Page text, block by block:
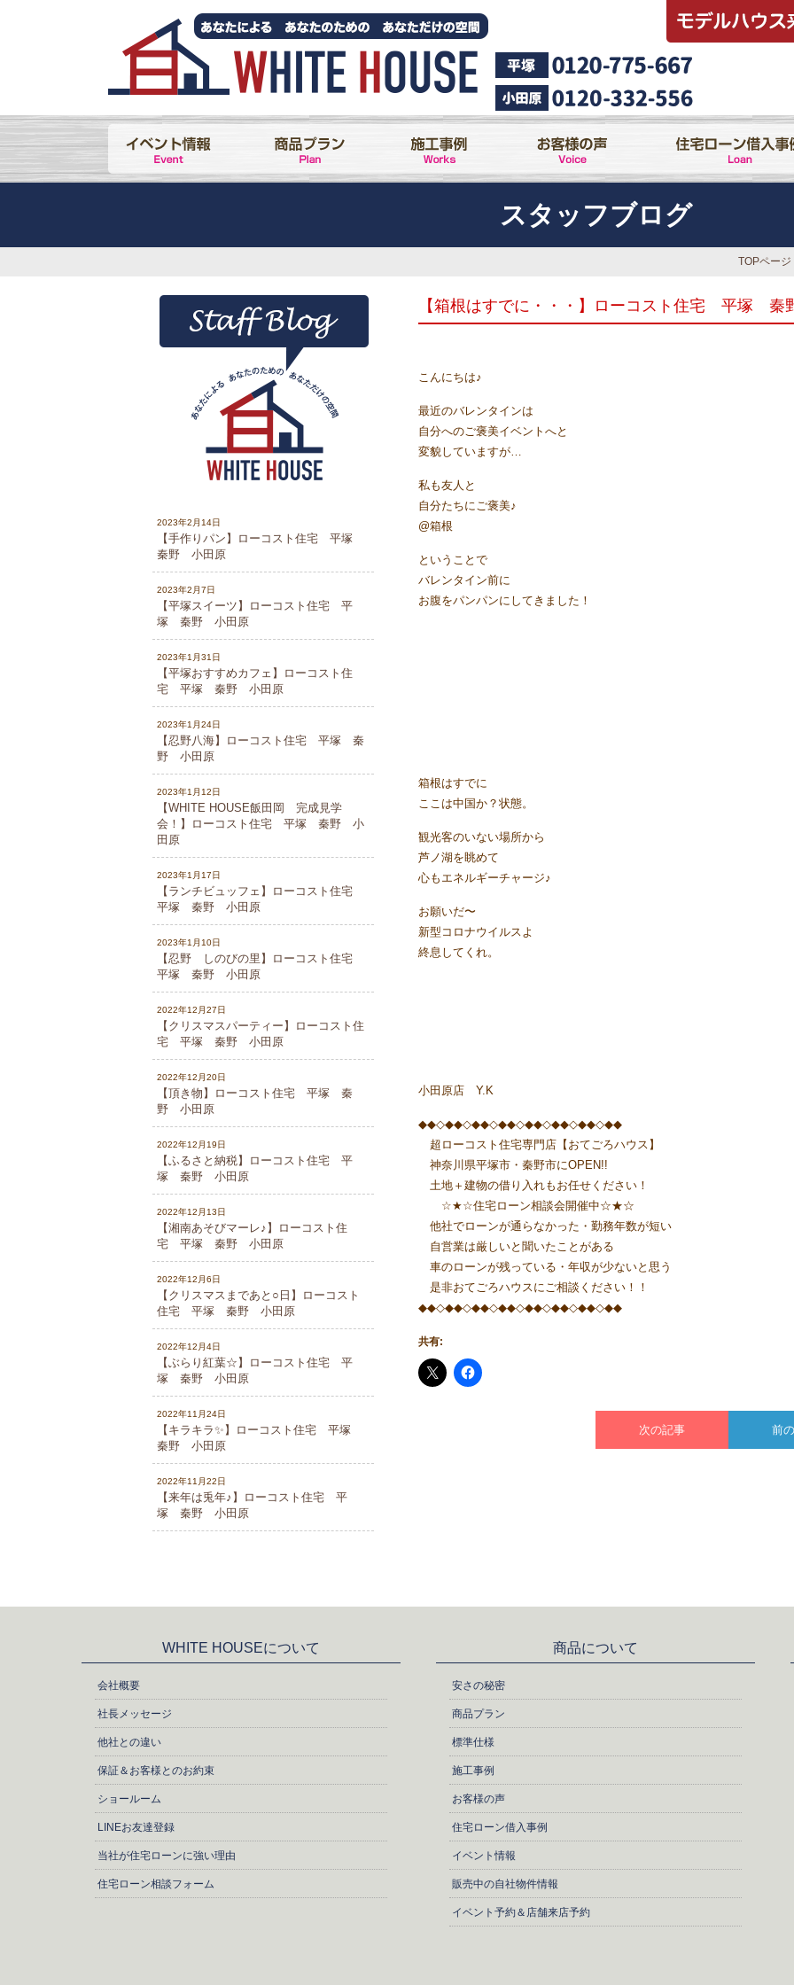
スタッフブログ
TOPページ
【箱根はすでに・・・】ローコスト住宅 平塚
こんにちは♪
最近のバレンタインは
自分へのご褒美イベントへと
変貌していますが…
私も友人と
自分たちにご褒美♪
@箱根
ということで
バレンタイン前に
お腹をパンパンにしてきました！
箱根はすでに
ここは中国か？状態。
観光客のいない場所から
芦ノ湖を眺めて
心もエネルギーチャージ♪
お願いだ〜
新型コロナウイルスよ
終息してくれ。
小田原店 Y.K
◆◆◇◆◆◇◆◆◇◆◆◇◆◆◇◆◆◇◆◆◇◆◆
超ローコスト住宅専門店【おてごろハウス】
神奈川県平塚市・秦野市にOPEN!!
土地＋建物の借り入れもお任せください！
☆★☆住宅ローン相談会開催中☆★☆
他社でローンが通らなかった・勤務年数が短い
自営業は厳しいと聞いたことがある
車のローンが残っている・年収が少ないと思う
是非おてごろハウスにご相談ください！！
◆◆◇◆◆◇◆◆◇◆◆◇◆◆◇◆◆◇◆◆◇◆◆
共有:
次の記事 前
2023年2月14日
【手作りパン】ローコスト住宅 平塚
秦野 小田原
2023年2月7日
【平塚スイーツ】ローコスト住宅 平
塚 秦野 小田原
2023年1月31日
【平塚おすすめカフェ】ローコスト住
宅 平塚 秦野 小田原
2023年1月24日
【忍野八海】ローコスト住宅 平塚 秦
野 小田原
2023年1月12日
【WHITE HOUSE飯田岡 完成見学
会！】ローコスト住宅 平塚 秦野 小
田原
2023年1月17日
【ランチビュッフェ】ローコスト住宅
平塚 秦野 小田原
2023年1月10日
【忍野 しのびの里】ローコスト住宅
平塚 秦野 小田原
2022年12月27日
【クリスマスパーティー】ローコスト住
宅 平塚 秦野 小田原
2022年12月20日
【頂き物】ローコスト住宅 平塚 秦
野 小田原
2022年12月19日
【ふるさと納税】ローコスト住宅 平
塚 秦野 小田原
2022年12月13日
【湘南あそびマーレ♪】ローコスト住
宅 平塚 秦野 小田原
2022年12月6日
【クリスマスまであと○日】ローコスト
住宅 平塚 秦野 小田原
2022年12月4日
【ぶらり紅葉☆】ローコスト住宅 平
塚 秦野 小田原
2022年11月24日
【キラキラ✨】ローコスト住宅 平塚
秦野 小田原
2022年11月22日
【来年は兎年♪】ローコスト住宅 平
塚 秦野 小田原
WHITE HOUSEについて
会社概要
社長メッセージ
他社との違い
保証＆お客様とのお約束
ショールーム
LINEお友達登録
当社が住宅ローンに強い理由
住宅ローン相談フォーム
商品について
安さの秘密
商品プラン
標準仕様
施工事例
お客様の声
住宅ローン借入事例
イベント情報
販売中の自社物件情報
イベント予約＆店舗来店予約